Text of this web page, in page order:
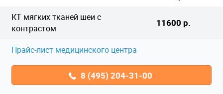
КТ мягких тканей шеи с
контрастом
11600 р.
Прайс-лист медицинского центра
8 (495) 204-31-00